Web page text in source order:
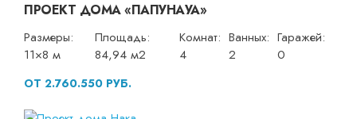
ПРОЕКТ ДОМА «ПАПУНАУА»
Размеры:
11×8 м
Площадь:
84,94 м2
Комнат:
4
Ванных:
2
Гаражей:
0
ОТ 2.760.550 РУБ.